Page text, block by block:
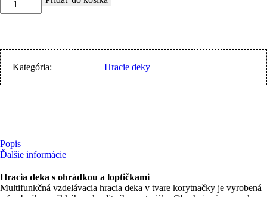
Kategória: Hracie deky
Popis
Ďalšie informácie
Hracia deka s ohrádkou a loptičkami
Multifunkčná vzdelávacia hracia deka v tvare korytnačky je vyrobená